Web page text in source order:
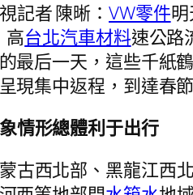
記者 陳晰： VW零件
高台北汽車材料速公路
最后一天，這些千紙
現集中返程，到達春
情形總體利于出行
古西北部、黑龍江西